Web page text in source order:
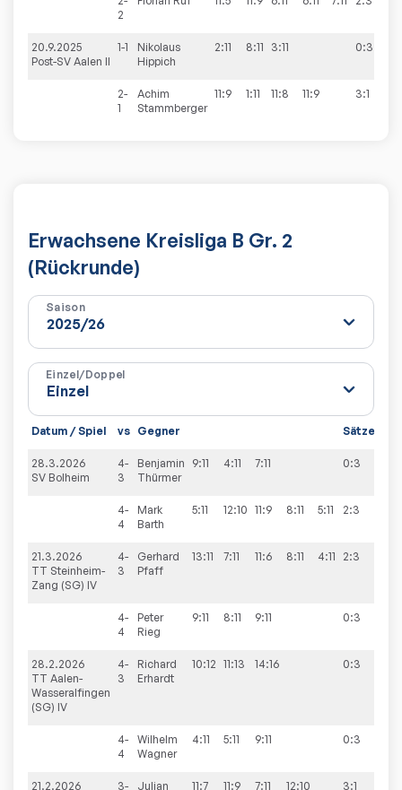
2
20.9.2025
Post-SV Aalen II
1-1
Nikolaus
Hippich
2:11 8:11 3:11 0:3
2-
1
Achim
Stammberger
11:9 1:11 11:8 11:9 3:1
Erwachsene Kreisliga B Gr. 2
(Rückrunde)
Saison
Einzel/Doppel
Datum / Spiel vs Gegner Sätze
28.3.2026
SV Bolheim
4-
3
Benjamin
Thürmer
9:11 4:11 7:11 0:3
4-
4
Mark
Barth
5:11 12:10 11:9 8:11 5:11 2:3
21.3.2026
TT Steinheim-
Zang (SG) IV
4-
3
Gerhard
Pfaff
13:11 7:11 11:6 8:11 4:11 2:3
4-
4
Peter
Rieg
9:11 8:11 9:11 0:3
28.2.2026
TT Aalen-
Wasseralfingen
(SG) IV
4-
3
Richard
Erhardt
10:12 11:13 14:16 0:3
4-
4
Wilhelm
Wagner
4:11 5:11 9:11 0:3
21.2.2026
3-
Julian
11:7 11:9 7:11 12:10 3:1